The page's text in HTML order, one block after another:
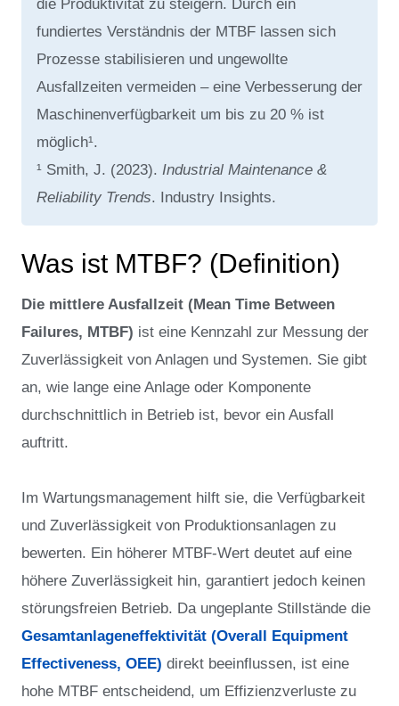
die Produktivität zu steigern. Durch ein
fundiertes Verständnis der MTBF lassen sich
Prozesse stabilisieren und ungewollte
Ausfallzeiten vermeiden – eine Verbesserung der
Maschinenverfügbarkeit um bis zu 20 % ist
möglich¹.
¹ Smith, J. (2023). Industrial Maintenance &
Reliability Trends. Industry Insights.
Was ist MTBF? (Definition)
Die mittlere Ausfallzeit (Mean Time Between
Failures, MTBF) ist eine Kennzahl zur Messung der
Zuverlässigkeit von Anlagen und Systemen. Sie gibt
an, wie lange eine Anlage oder Komponente
durchschnittlich in Betrieb ist, bevor ein Ausfall
auftritt.
Im Wartungsmanagement hilft sie, die Verfügbarkeit
und Zuverlässigkeit von Produktionsanlagen zu
bewerten. Ein höherer MTBF-Wert deutet auf eine
höhere Zuverlässigkeit hin, garantiert jedoch keinen
störungsfreien Betrieb. Da ungeplante Stillstände die
Gesamtanlageneffektivität (Overall Equipment
Effectiveness, OEE) direkt beeinflussen, ist eine
hohe MTBF entscheidend, um Effizienzverluste zu